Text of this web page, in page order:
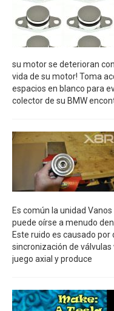
su motor se deterioran
vida de su motor! Toma
espacios en blanco para
colector de su BMW
Es común la unidad
puede oírse a menudo
Este ruido es causado
sincronización de
juego axial y produce